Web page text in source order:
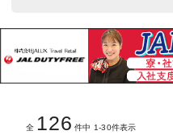
全 126 件中 1-30件表示